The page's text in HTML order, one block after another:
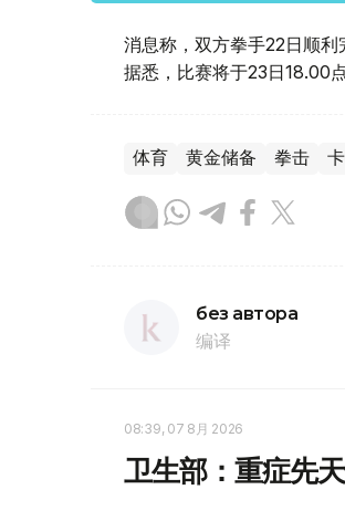
消息称，双方拳手22日顺利
据悉，比赛将于23日18.00
体育 黄金储备 拳击
без автора
编译
08:39, 07 8月 2026
卫生部：重症先